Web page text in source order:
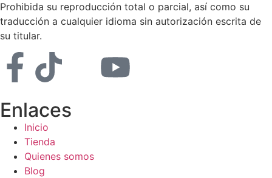
Prohibida su reproducción total o parcial, así como su
traducción a cualquier idioma sin autorización escrita de
su titular.
Enlaces
Inicio
Tienda
Quienes somos
Blog